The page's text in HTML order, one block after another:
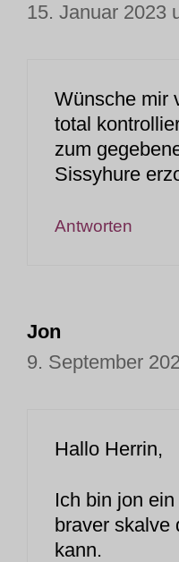
15. Januar 2023
Wünsche mir
total
zum
Sissyhure
Antworten
Jon
9. September
Hallo Herrin,
Ich bin jon
braver skalve
kann.